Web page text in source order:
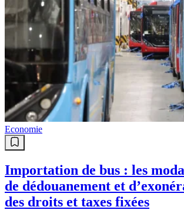
Economie
Importation de bus : les
de dédouanement et
des droits et taxes fixées